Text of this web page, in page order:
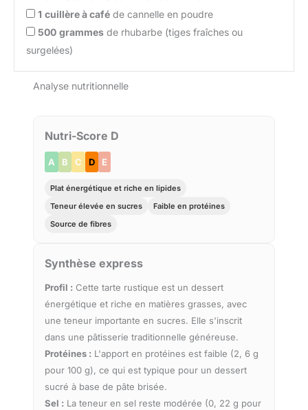
1 cuillère à café de cannelle en poudre
500 grammes de rhubarbe (tiges fraîches ou
surgelées)
Analyse nutritionnelle
Nutri-Score D
A B C D E
Plat énergétique et riche en lipides
Teneur élevée en sucres
Faible en protéines
Source de fibres
Synthèse express
Profil : Cette tarte rustique est un dessert
énergétique et riche en matières grasses, avec
une teneur importante en sucres. Elle s'inscrit
dans une pâtisserie traditionnelle généreuse.
Protéines : L'apport en protéines est faible (2, 6 g
pour 100 g), ce qui est typique pour un dessert
sucré à base de pâte brisée.
Sel : La teneur en sel reste modérée (0, 22 g pour